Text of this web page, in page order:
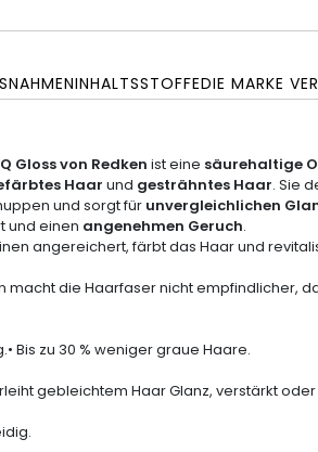
INHALTSSTOFFEDIE MARKE
Gloss von Redken ist eine säurehaltige
Haar und gesträhntes Haar. Sie
und sorgt für unvergleichlichen
und einen angenehmen Geruch.
angereichert, färbt das Haar und
macht die Haarfaser nicht empfindlicher,
Bis zu 30 % weniger graue Haare.
gebleichtem Haar Glanz, verstärkt